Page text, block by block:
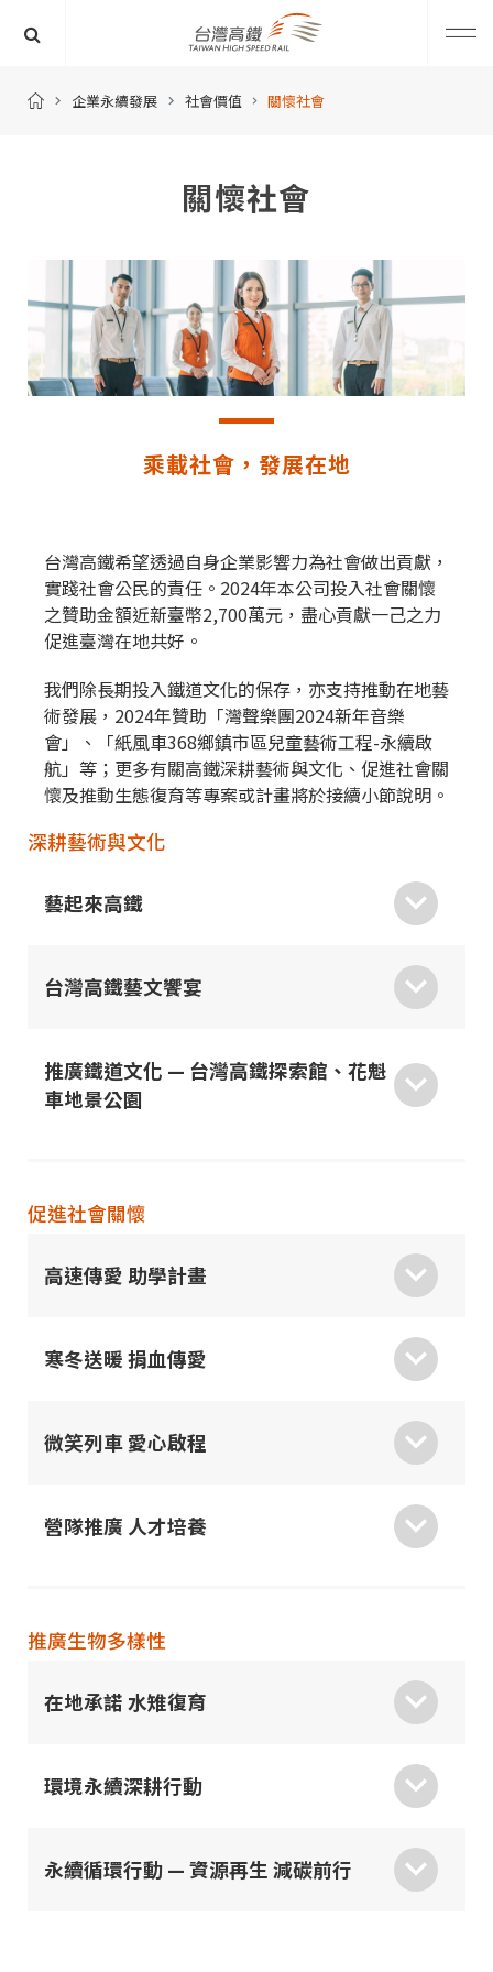
企業永續發展 社會價值 關懷社會
關懷社會
乘載社會，發展在地
台灣高鐵希望透過自身企業影響力為社會做出貢獻，
實踐社會公民的責任。2024年本公司投入社會關懷
之贊助金額近新臺幣2,700萬元，盡心貢獻一己之力
促進臺灣在地共好。
我們除長期投入鐵道文化的保存，亦支持推動在地藝
術發展，2024年贊助「灣聲樂團2024新年音樂
會」、「紙風車368鄉鎮市區兒童藝術工程-永續啟
航」等；更多有關高鐵深耕藝術與文化、促進社會關
懷及推動生態復育等專案或計畫將於接續小節說明。
深耕藝術與文化
藝起來高鐵
台灣高鐵藝文饗宴
推廣鐵道文化 — 台灣高鐵探索館、花魁
車地景公園
促進社會關懷
高速傳愛 助學計畫
寒冬送暖 捐血傳愛
微笑列車 愛心啟程
營隊推廣 人才培養
推廣生物多樣性
在地承諾 水雉復育
環境永續深耕行動
永續循環行動 — 資源再生 減碳前行